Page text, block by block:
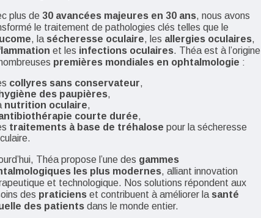
plus de 30 avancées majeures en 30 ans, nous avons
le traitement de pathologies clés telles que le
, la sécheresse oculaire, les allergies oculaires,
et les infections oculaires. Théa est à l’origine
premières mondiales en ophtalmologie :
collyres sans conservateur,
hygiène des paupières,
nutrition oculaire,
courte durée,
traitements à base de tréhalose pour la sécheresse
Théa propose l’une des gammes
les plus modernes, alliant innovation
et technologique. Nos solutions répondent aux
des praticiens et contribuent à améliorer la santé
des patients dans le monde entier.